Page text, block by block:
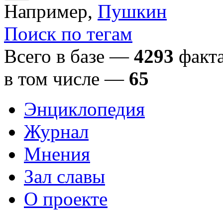
Например, Пушкин
Поиск по тегам
Всего в базе — 4293
в том числе— 65
Энциклопедия
Журнал
Мнения
Зал славы
О проекте